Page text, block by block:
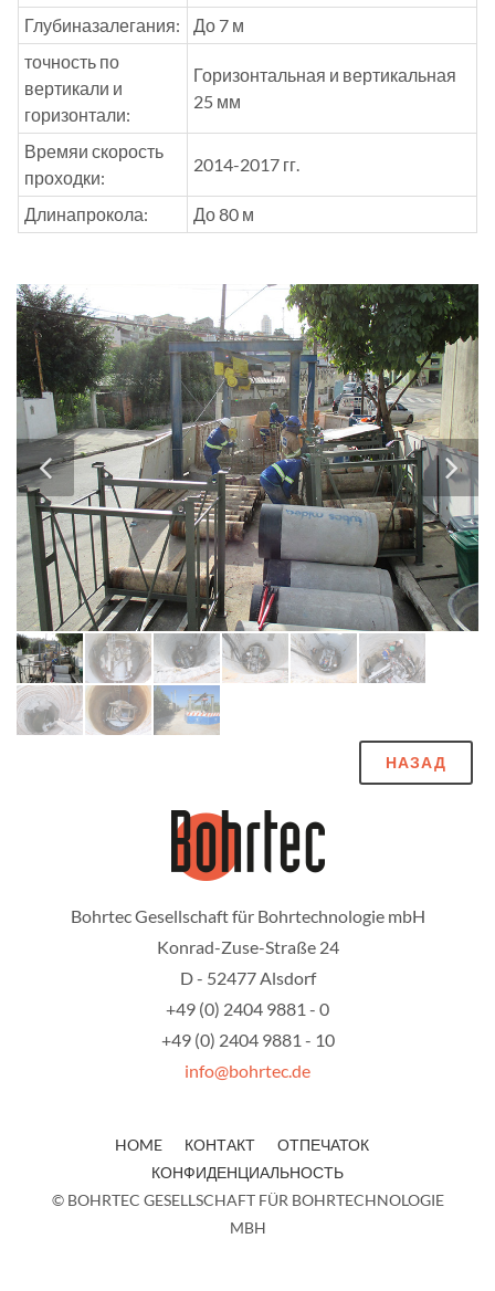
Глубиназалегания:
До 7 м
точность по
вертикали и
горизонтали:
Горизонтальная и вертикальная
25 мм
Времяи скорость
проходки:
2014-2017 гг.
Длинапрокола: До 80 м
НАЗАД
Bohrtec Gesellschaft für Bohrtechnologie mbH
Konrad-Zuse-Straße 24
D - 52477 Alsdorf
+49 (0) 2404 9881 - 0
+49 (0) 2404 9881 - 10
info@bohrtec.de
HOME КОНТАКТ
ОТПЕЧАТОК
КОНФИДЕНЦИАЛЬНОСТЬ
© BOHRTEC GESELLSCHAFT FÜR BOHRTECHNOLOGIE
MBH